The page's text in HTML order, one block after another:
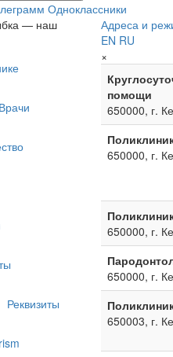
Одноклассники
— наш
Врачи
Реквизиты
Адреса и
EN RU
×
помощи
650000, г.
650000, г.
650000, г.
650000, г.
650003, г.